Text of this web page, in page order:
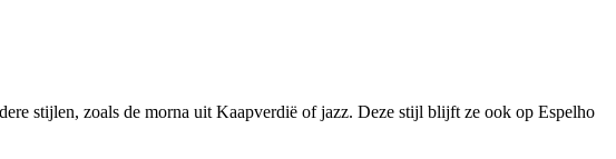
stijlen, zoals de morna uit Kaapverdië of jazz. Deze stijl blijft ze ook op Espelho